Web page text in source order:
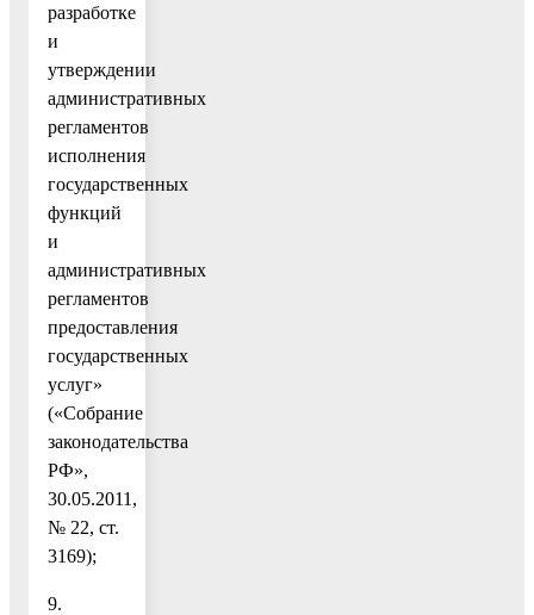
разработке
и
утверждении
административных
регламентов
исполнения
государственных
функций
и
административных
регламентов
предоставления
государственных
услуг»
(«Собрание
законодательства
РФ»,
30.05.2011,
№ 22, ст.
3169);
9.